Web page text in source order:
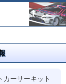
カーサーキット